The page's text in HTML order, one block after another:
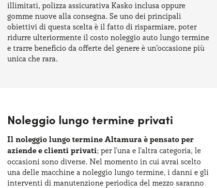
illimitati, polizza assicurativa Kasko inclusa oppure
gomme nuove alla consegna. Se uno dei principali
obiettivi di questa scelta è il fatto di risparmiare, poter
ridurre ulteriormente il costo noleggio auto lungo termine
e trarre beneficio da offerte del genere è un’occasione più
unica che rara.
Noleggio lungo termine privati
Il noleggio lungo termine Altamura è pensato per
aziende e clienti privati; per l'una e l'altra categoria, le
occasioni sono diverse. Nel momento in cui avrai scelto
una delle macchine a noleggio lungo termine, i danni e gli
interventi di manutenzione periodica del mezzo saranno